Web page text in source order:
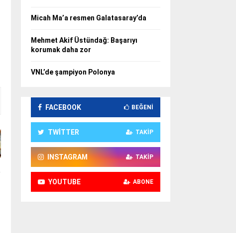
Micah Ma’a resmen Galatasaray’da
Mehmet Akif Üstündağ: Başarıyı
korumak daha zor
VNL’de şampiyon Polonya
FACEBOOK BEĞENI
TWITTER TAKIP
INSTAGRAM TAKIP
YOUTUBE ABONE